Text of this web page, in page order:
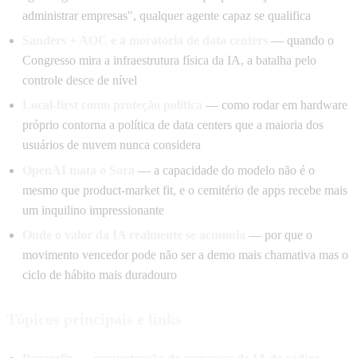
administrar empresas", qualquer agente capaz se qualifica
— quando o
Congresso mira a infraestrutura física da IA, a batalha pelo
controle desce de nível
— como rodar em hardware
próprio contorna a política de data centers que a maioria dos
usuários de nuvem nunca considera
— a capacidade do modelo não é o
mesmo que product-market fit, e o cemitério de apps recebe mais
um inquilino impressionante
— por que o
movimento vencedor pode não ser a demo mais chamativa mas o
ciclo de hábito mais duradouro